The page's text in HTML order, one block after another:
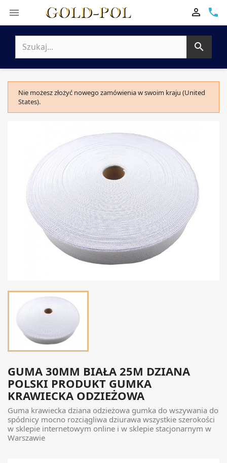
 phone


Nie możesz złożyć nowego zamówienia w swoim kraju (United
States).
GUMA 30MM BIAŁA 25M DZIANA
POLSKI PRODUKT GUMKA
KRAWIECKA ODZIEŻOWA
Guma krawiecka dziana odzieżowa gumka do wszywania do
spódnicy mocno rozciągliwa dziurawa wszystkie szerokości
w sklepie internetowym online i w sklepie stacjonarnym w
Warszawie